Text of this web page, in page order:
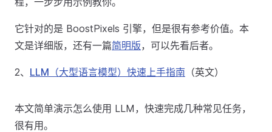
它针对的是 BoostPixels 引擎，但是很有参考价值。本
文是详细版，还有一篇简明版，可以先看后者。
2、 LLM（大型语言模型）快速上手指南 （英文）
本文简单演示怎么使用 LLM，快速完成几种常见任务，
很有用。